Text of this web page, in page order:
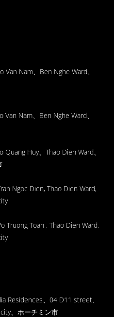
Nam、Ben Nghe Ward、
Nam、Ben Nghe Ward、
Huy、Thao Dien Ward、
Ngoc Dien, Thao Dien Ward,
Truong Toan , Thao Dien Ward,
Residences、04 D11 street、
、ホーチミン市